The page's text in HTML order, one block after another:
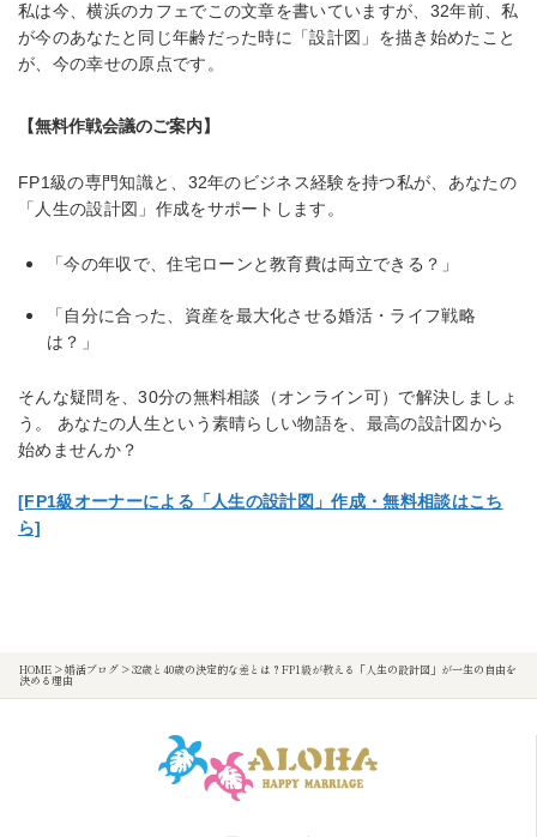
私は今、横浜のカフェでこの文章を書いていますが、32年前、私
が今のあなたと同じ年齢だった時に「設計図」を描き始めたこと
が、今の幸せの原点です。
【無料作戦会議のご案内】
FP1級の専門知識と、32年のビジネス経験を持つ私が、あなたの
「人生の設計図」作成をサポートします。
「今の年収で、住宅ローンと教育費は両立できる？」
「自分に合った、資産を最大化させる婚活・ライフ戦略
は？」
そんな疑問を、30分の無料相談（オンライン可）で解決しましょ
う。 あなたの人生という素晴らしい物語を、最高の設計図から
始めませんか？
[FP1級オーナーによる「人生の設計図」作成・無料相談はこち
ら]
HOME>婚活ブログ>32歳と40歳の決定的な差とは？FP1級が教える「人生の設計図」が一生の自由を
決める理由